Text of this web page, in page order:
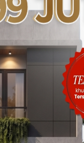
yang tepat.
terutama jika
membantu
instagram kami
langsung dengan